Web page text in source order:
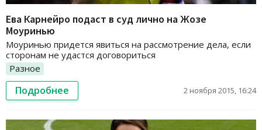
Ева Карнейро подаст в суд лично на Жозе
Моуринью
Моуринью придется явиться на рассмотрение дела, если
сторонам не удастся договориться
Разное
Подробнее 2 ноября 2015, 16:24